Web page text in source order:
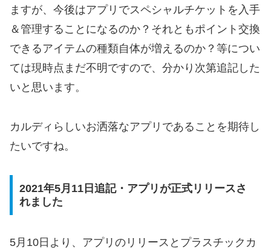
ますが、今後はアプリでスペシャルチケットを入手
＆管理することになるのか？それともポイント交換
できるアイテムの種類自体が増えるのか？等につい
ては現時点まだ不明ですので、分かり次第追記した
いと思います。
カルディらしいお洒落なアプリであることを期待し
たいですね。
2021年5月11日追記・アプリが正式リリースさ
れました
5月10日より、アプリのリリースとプラスチックカ